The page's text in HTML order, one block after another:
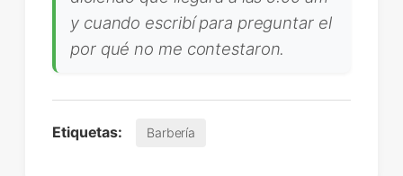
y cuando escribí para preguntar el
por qué no me contestaron.
Etiquetas: Barbería